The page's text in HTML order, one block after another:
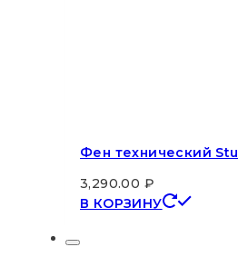
Фен технический
3,290.00 ₽
В КОРЗИНУ